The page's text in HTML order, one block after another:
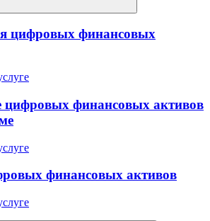
цифровых финансовых
цифровых финансовых активов
финансовых активов